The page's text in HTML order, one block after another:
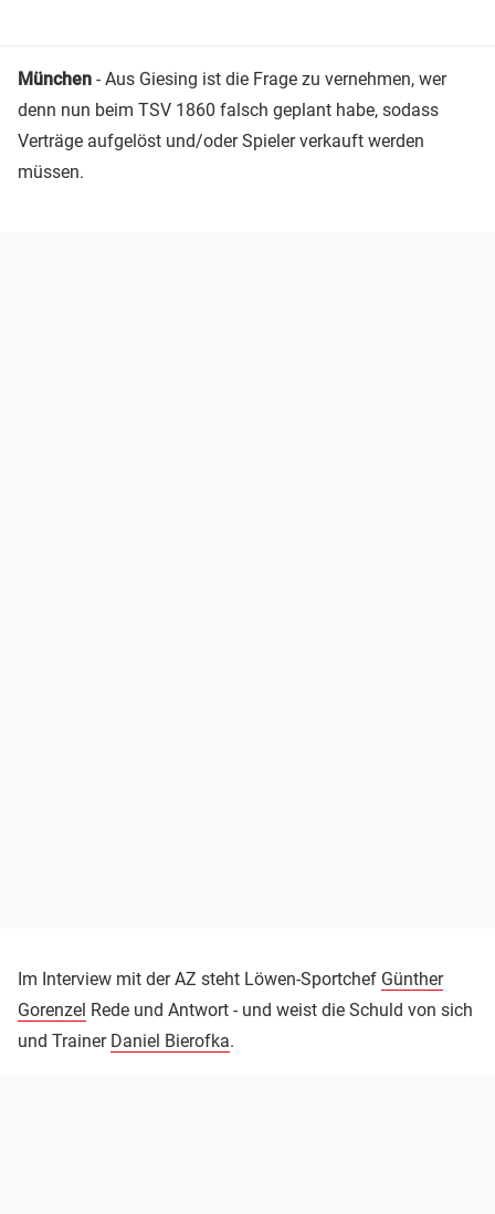
München - Aus Giesing ist die Frage zu vernehmen, wer
denn nun beim TSV 1860 falsch geplant habe, sodass
Verträge aufgelöst und/oder Spieler verkauft werden
müssen.
Im Interview mit der AZ steht Löwen-Sportchef Günther
Gorenzel Rede und Antwort - und weist die Schuld von sich
und Trainer Daniel Bierofka.